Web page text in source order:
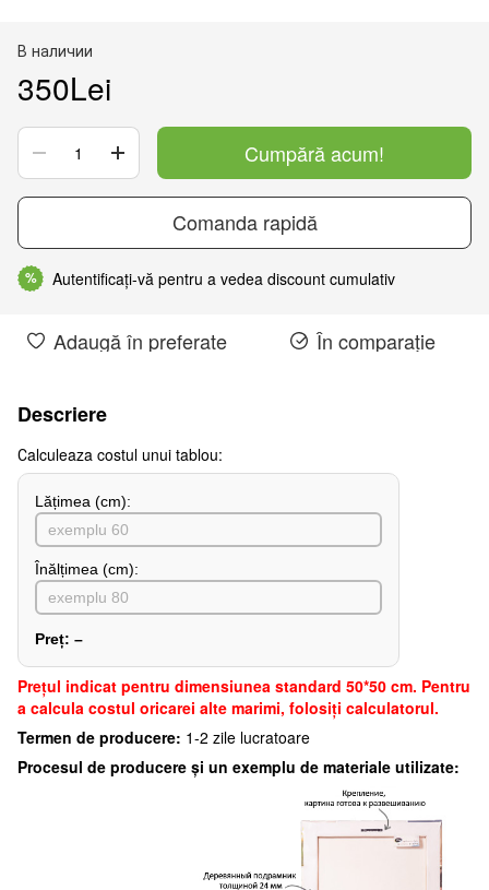
В наличии
350Lei
Cumpără acum!
Comanda rapidă
% Autentificați-vă pentru a vedea discount cumulativ
Adaugă în preferate În comparație
Descriere
Сalculeaza costul unui tablou:
Lățimea (сm):
Înălțimea (cm):
Preț: –
Preţul indicat pentru dimensiunea standard 50*50 cm. Pentru
a calcula costul oricarei alte marimi, folosiți calculatorul.
Termen de producere: 1-2 zile lucratoare
Procesul de producere și un exemplu de materiale utilizate: